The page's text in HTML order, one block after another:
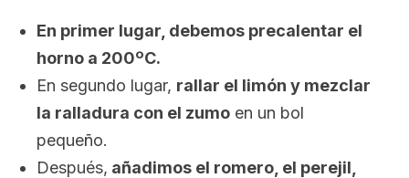
En primer lugar, debemos precalentar el
horno a 200ºC.
En segundo lugar, rallar el limón y mezclar
la ralladura con el zumo en un bol
pequeño.
Después, añadimos el romero, el perejil,